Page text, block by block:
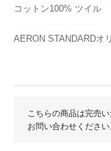
コットン100% ツイル
AERON STANDARDオ
こちらの商品は完売
お問い合わせください